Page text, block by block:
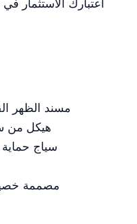
اعتبارك الاستثمار
مسند الظهر
هيكل من
سياج
مصممة